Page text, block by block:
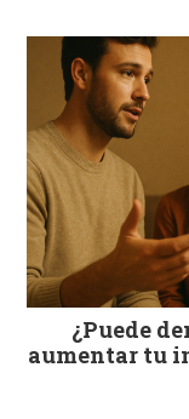
¿Puede
aumentar tu